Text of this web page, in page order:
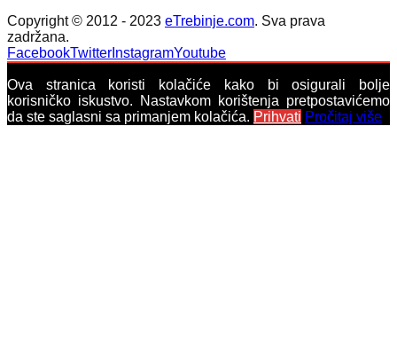
Copyright © 2012 - 2023 eTrebinje.com. Sva prava
zadržana.
FacebookTwitter InstagramYoutube
Ova stranica koristi kolačiće kako bi osigurali bolje
korisničko iskustvo. Nastavkom korištenja pretpostavićemo
da ste saglasni sa primanjem kolačića. Prihvati Pročitaj više